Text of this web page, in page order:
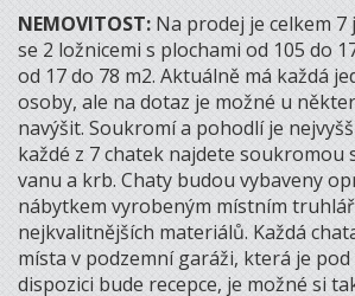
NEMOVITOST: Na prodej je celkem
se 2 ložnicemi s plochami od 105 do
od 17 do 78 m2. Aktuálně má každá
osoby, ale na dotaz je možné u
navýšit. Soukromí a pohodlí je
každé z 7 chatek najdete
vanu a krb. Chaty budou vybaveny
nábytkem vyrobeným místním
nejkvalitnějších materiálů. Každá
místa v podzemní garáži, která je
dispozici bude recepce, je možné si